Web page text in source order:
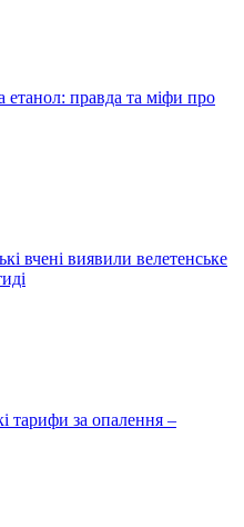
етанол: правда та міфи про
вчені виявили велетенське
тарифи за опалення –